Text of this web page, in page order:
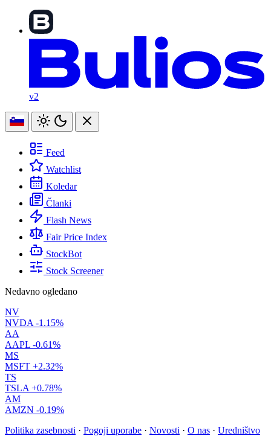
v2
Feed
Watchlist
Koledar
Članki
Flash News
Fair Price Index
StockBot
Stock Screener
Nedavno ogledano
NV
NVDA -1.15%
AA
AAPL -0.61%
MS
MSFT +2.32%
TS
TSLA +0.78%
AM
AMZN -0.19%
Politika zasebnosti · Pogoji uporabe · Novosti · O nas · Uredništvo